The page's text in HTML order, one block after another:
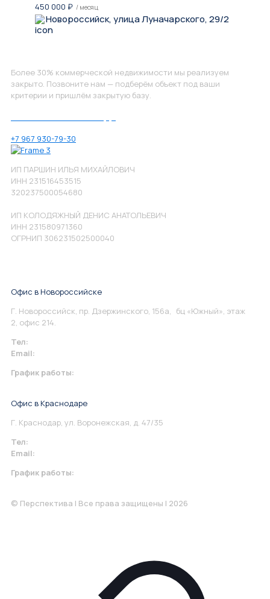
450 000 ₽ / месяц
Новороссийск, улица Луначарского, 29/2
Более 30% коммерческой недвижимости мы реализуем
закрыто. Позвоните нам — подберём объект под ваши
критерии и пришлём закрытую базу.
+7 967 930-79-30
ИП ПАРШИН ИЛЬЯ МИХАЙЛОВИЧ
ИНН 231516453515
320237500054680
ИП КОЛОДЯЖНЫЙ ДЕНИС АНАТОЛЬЕВИЧ
ИНН 231580971360
ОГРНИП 306231502500040
Офис в Новороссийске
Г. Новороссийск, пр. Дзержинского, 156а, бц «Южный», этаж
2, офис 214.
Тел:
Email:
График работы:
Офис в Краснодаре
Г. Краснодар, ул. Воронежская, д. 47/35
Тел:
Email:
График работы:
© Перспектива | Все права защищены | 2026